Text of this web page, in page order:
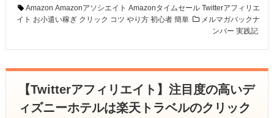
Amazon Amazonアソシエイト Amazonタイムセール Twitterアフィリエ
イト お小遣い稼ぎ クリック コツ やり方 初心者 簡単
メルマガバックナ
ンバー 実践記
【Twitterアフィリエイト】注目度の高いデ
ィズニーホテルは楽天トラベルのクリック